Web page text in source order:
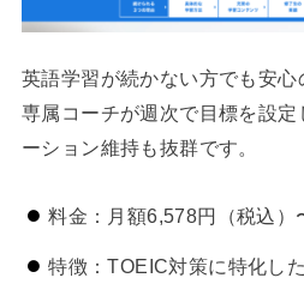
英語学習が続かない方でも安心
専属コーチが週次で目標を設
ーション維持も抜群です。
料金：月額6,578円（税込）
特徴：TOEIC対策に特化し